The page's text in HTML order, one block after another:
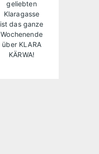
geliebten
Klaragasse
ist das ganze
Wochenende
über KLARA
KÄRWA!